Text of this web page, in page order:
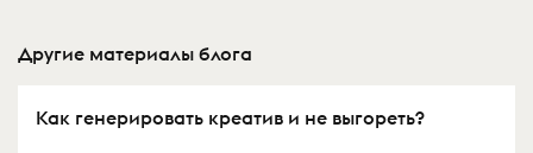
Другие материалы блога
Как генерировать креатив и не выгореть?